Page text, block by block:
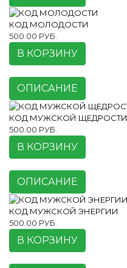
КОД МОЛОДОСТИ
500.00 РУБ.
В КОРЗИНУ
ОПИСАНИЕ
КОД МУЖСКОЙ ЩЕДРОСТИ
500.00 РУБ.
В КОРЗИНУ
ОПИСАНИЕ
КОД МУЖСКОЙ ЭНЕРГИИ
500.00 РУБ.
В КОРЗИНУ